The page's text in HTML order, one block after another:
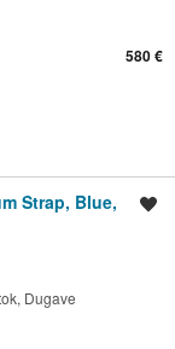
580 €
Strap, Blue,
Dugave